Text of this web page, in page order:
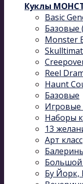
Куклы
Basic
Базовые
Monster
Reel
Haunt
Базовые
Игровые
Наборы
13
Арт класс
Бу Йорк,